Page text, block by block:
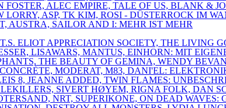
FOSTER, ALEC EMPIRE, TALE OF US, BLANK &
LORRY, ASP, TK KIM, ROSI - DÜSTERROCK IM
AUSTRA, SAILOR AND I: MEHR IST MEHR
ELIOT APPRECIATION SOCIETY, THE
LISAWARS, MANTUS, EINHORN: MIT
THE BEAUTY OF GEMINA, WENDY
MODERAT, M83, DANI'EL:
8, JEANNE ADDED, TWIN FLAMES:
SIVERT HØYEM, RIGNA FOLK, DAN
NRT, SUPERIKONE, ON DEAD WAVES: